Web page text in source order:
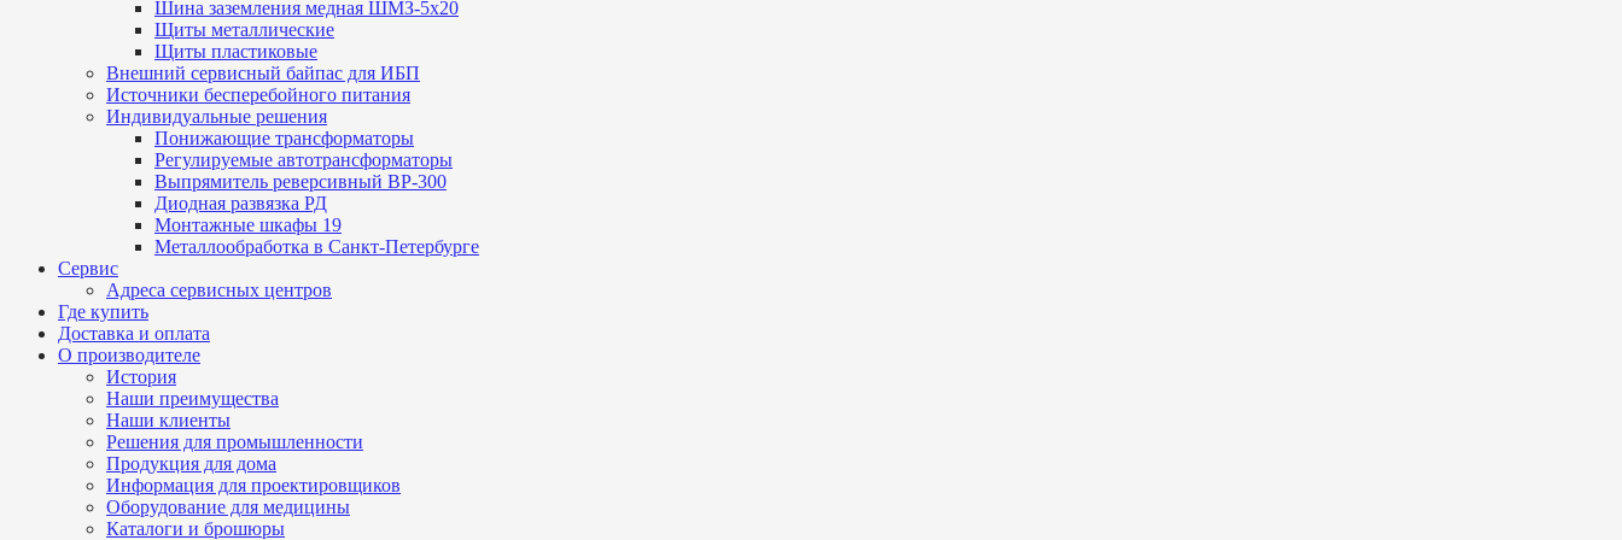
Шина заземления медная ШМЗ-5х20
Щиты металлические
Щиты пластиковые
Внешний сервисный байпас для ИБП
Источники бесперебойного питания
Индивидуальные решения
Понижающие трансформаторы
Регулируемые автотрансформаторы
Выпрямитель реверсивный ВР-300
Диодная развязка РД
Монтажные шкафы 19
Металлообработка в Санкт-Петербурге
Сервис
Адреса сервисных центров
Где купить
Доставка и оплата
О производителе
История
Наши преимущества
Наши клиенты
Решения для промышленности
Продукция для дома
Информация для проектировщиков
Оборудование для медицины
Каталоги и брошюры